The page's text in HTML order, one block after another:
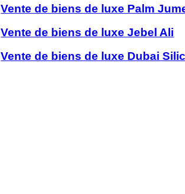
Vente de biens de luxe Palm
Vente de biens de luxe Jebel Ali
Vente de biens de luxe Dubai